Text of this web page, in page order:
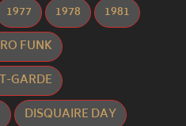
1977 1978
1981
FUNK
GARDE
DISQUAIRE DAY